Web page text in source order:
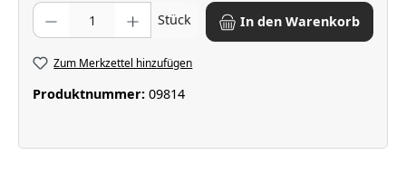
Produkt Anzahl: Gib den gewünschten Wert ein oder benutze die
Stück In den Warenkorb
Zum Merkzettel hinzufügen
Produktnummer: 09814